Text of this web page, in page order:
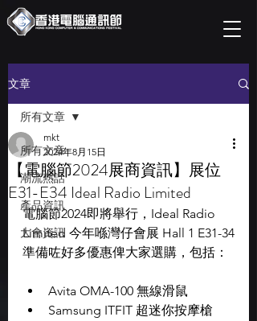
文章
所有文章
潮流熱話
產品資訊
大會資訊
所有文章
【電腦節2024展商資訊】展位
E31-E34 Ideal Radio Limited
mkt
2024年8月15日
電腦節2024即將舉行，Ideal Radio
Limited 今年喺灣仔會展 Hall 1 E31-34
準備咗好多優惠俾大家選購，包括：
Avita OMA-100 無線滑鼠
Samsung ITFIT 超迷你按摩槍